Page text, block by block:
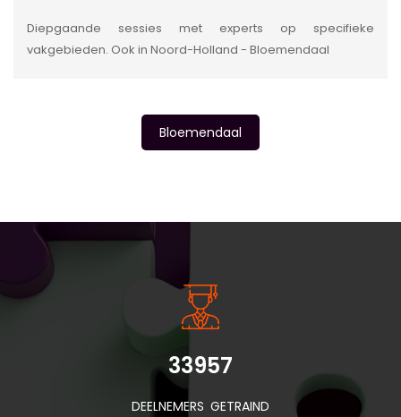
Diepgaande sessies met experts op specifieke
vakgebieden. Ook in Noord-Holland - Bloemendaal
Bloemendaal
INSIDE INFORMATIE
33957
DEELNEMERS GETRAIND